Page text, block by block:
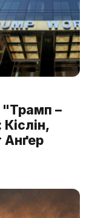
"Трамп –
Анґер